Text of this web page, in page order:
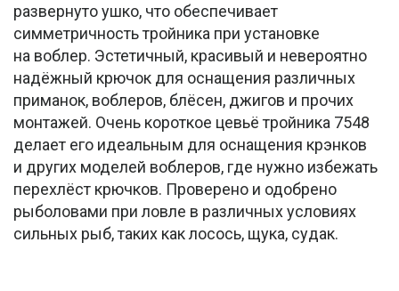
развернуто ушко, что обеспечивает
симметричность тройника при установке
на воблер. Эстетичный, красивый и невероятно
надёжный крючок для оснащения различных
приманок, воблеров, блёсен, джигов и прочих
монтажей. Очень короткое цевьё тройника 7548
делает его идеальным для оснащения крэнков
и других моделей воблеров, где нужно избежать
перехлёст крючков. Проверено и одобрено
рыболовами при ловле в различных условиях
сильных рыб, таких как лосось, щука, судак.